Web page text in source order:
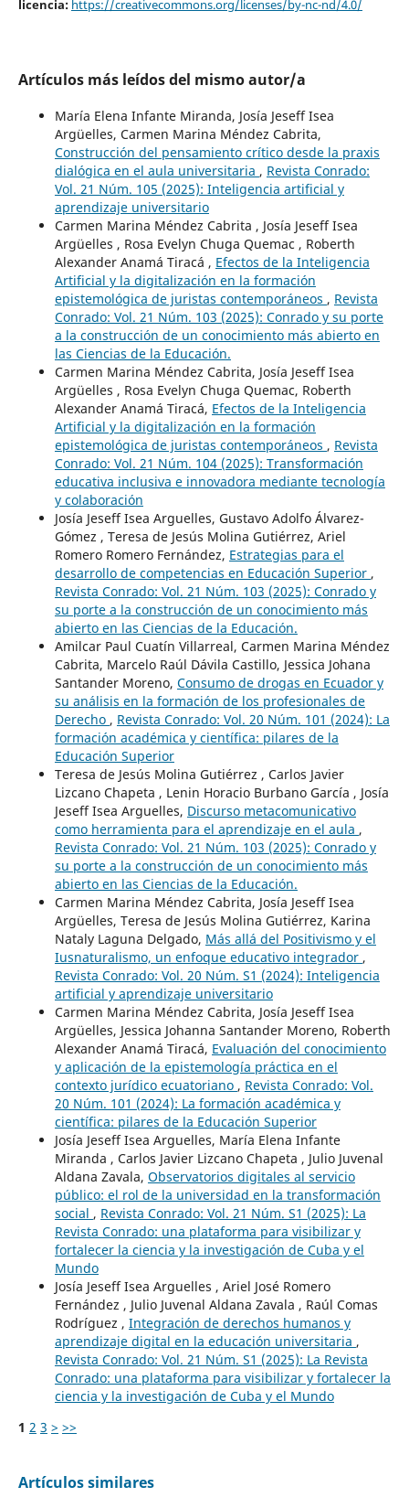
licencia: https://creativecommons.org/licenses/by-nc-nd/4.0/
Artículos más leídos del mismo autor/a
María Elena Infante Miranda, Josía Jeseff Isea
Argüelles, Carmen Marina Méndez Cabrita,
Construcción del pensamiento crítico desde la praxis
dialógica en el aula universitaria , Revista Conrado:
Vol. 21 Núm. 105 (2025): Inteligencia artificial y
aprendizaje universitario
Carmen Marina Méndez Cabrita , Josía Jeseff Isea
Argüelles , Rosa Evelyn Chuga Quemac , Roberth
Alexander Anamá Tiracá , Efectos de la Inteligencia
Artificial y la digitalización en la formación
epistemológica de juristas contemporáneos , Revista
Conrado: Vol. 21 Núm. 103 (2025): Conrado y su porte
a la construcción de un conocimiento más abierto en
las Ciencias de la Educación.
Carmen Marina Méndez Cabrita, Josía Jeseff Isea
Argüelles , Rosa Evelyn Chuga Quemac, Roberth
Alexander Anamá Tiracá, Efectos de la Inteligencia
Artificial y la digitalización en la formación
epistemológica de juristas contemporáneos , Revista
Conrado: Vol. 21 Núm. 104 (2025): Transformación
educativa inclusiva e innovadora mediante tecnología
y colaboración
Josía Jeseff Isea Arguelles, Gustavo Adolfo Álvarez-
Gómez , Teresa de Jesús Molina Gutiérrez, Ariel
Romero Romero Fernández, Estrategias para el
desarrollo de competencias en Educación Superior ,
Revista Conrado: Vol. 21 Núm. 103 (2025): Conrado y
su porte a la construcción de un conocimiento más
abierto en las Ciencias de la Educación.
Amilcar Paul Cuatín Villarreal, Carmen Marina Méndez
Cabrita, Marcelo Raúl Dávila Castillo, Jessica Johana
Santander Moreno, Consumo de drogas en Ecuador y
su análisis en la formación de los profesionales de
Derecho , Revista Conrado: Vol. 20 Núm. 101 (2024): La
formación académica y científica: pilares de la
Educación Superior
Teresa de Jesús Molina Gutiérrez , Carlos Javier
Lizcano Chapeta , Lenin Horacio Burbano García , Josía
Jeseff Isea Arguelles, Discurso metacomunicativo
como herramienta para el aprendizaje en el aula ,
Revista Conrado: Vol. 21 Núm. 103 (2025): Conrado y
su porte a la construcción de un conocimiento más
abierto en las Ciencias de la Educación.
Carmen Marina Méndez Cabrita, Josía Jeseff Isea
Argüelles, Teresa de Jesús Molina Gutiérrez, Karina
Nataly Laguna Delgado, Más allá del Positivismo y el
Iusnaturalismo, un enfoque educativo integrador ,
Revista Conrado: Vol. 20 Núm. S1 (2024): Inteligencia
artificial y aprendizaje universitario
Carmen Marina Méndez Cabrita, Josía Jeseff Isea
Argüelles, Jessica Johanna Santander Moreno, Roberth
Alexander Anamá Tiracá, Evaluación del conocimiento
y aplicación de la epistemología práctica en el
contexto jurídico ecuatoriano , Revista Conrado: Vol.
20 Núm. 101 (2024): La formación académica y
científica: pilares de la Educación Superior
Josía Jeseff Isea Arguelles, María Elena Infante
Miranda , Carlos Javier Lizcano Chapeta , Julio Juvenal
Aldana Zavala, Observatorios digitales al servicio
público: el rol de la universidad en la transformación
social , Revista Conrado: Vol. 21 Núm. S1 (2025): La
Revista Conrado: una plataforma para visibilizar y
fortalecer la ciencia y la investigación de Cuba y el
Mundo
Josía Jeseff Isea Arguelles , Ariel José Romero
Fernández , Julio Juvenal Aldana Zavala , Raúl Comas
Rodríguez , Integración de derechos humanos y
aprendizaje digital en la educación universitaria ,
Revista Conrado: Vol. 21 Núm. S1 (2025): La Revista
Conrado: una plataforma para visibilizar y fortalecer la
ciencia y la investigación de Cuba y el Mundo
1 2 3 > >>
Artículos similares